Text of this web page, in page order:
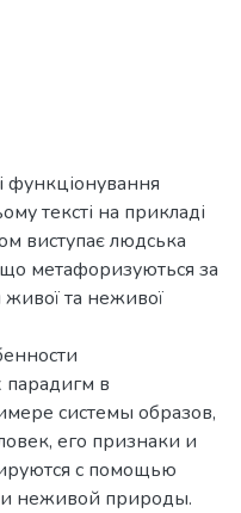
функціонування
тексті на прикладі
виступає людська
що метафоризуються за
та неживої
в
системы образов,
его признаки и
с помощью
и неживой природы.